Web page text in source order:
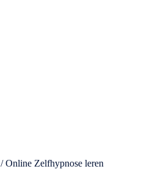
/ Online Zelfhypnose leren